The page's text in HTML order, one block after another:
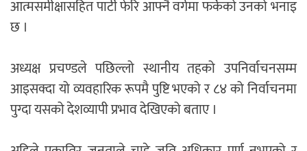
आत्मसमीक्षासहित पार्टी फेरि आफ्नै वर्गमा फर्केको उनको भनाइ
छ ।
अध्यक्ष प्रचण्डले पछिल्लो स्थानीय तहको उपनिर्वाचनसम्म
आइसक्दा यो व्यवहारिक रूपमै पुष्टि भएको र ८४ को निर्वाचनमा
पुग्दा यसको देशव्यापी प्रभाव देखिएको बताए ।